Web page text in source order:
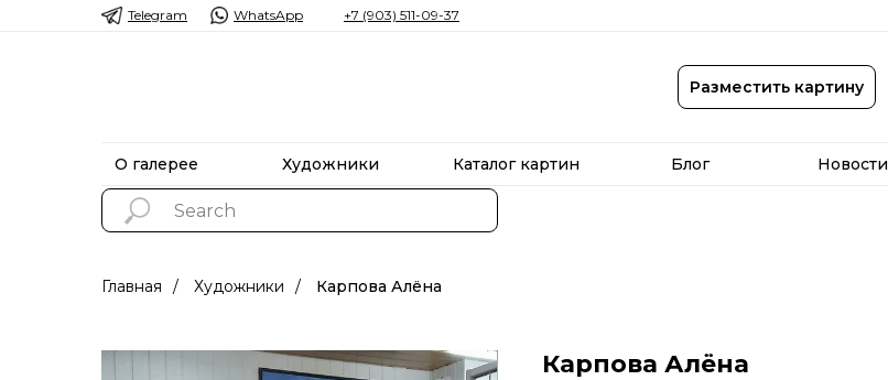
Разместить картину
Новости
Блог
Каталог картин
Художники
О галерее
Telegram WhatsApp +7 (903) 511-09-37
Каталог картин
Художники
О галерее
Главная / Художники / Карпова Алёна
Карпова Алёна